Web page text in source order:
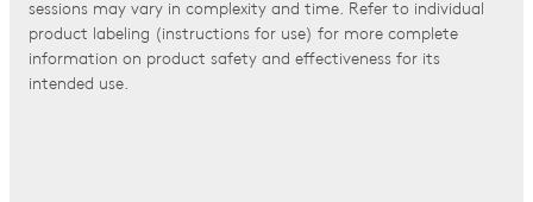
sessions may vary in complexity and time. Refer to individual
product labeling (instructions for use) for more complete
information on product safety and effectiveness for its
intended use.